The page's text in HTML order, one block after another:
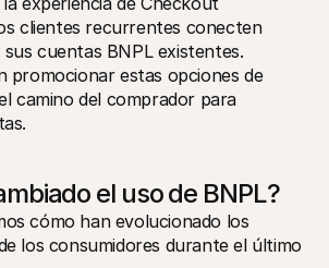
clientes recurrentes conecten
cuentas BNPL existentes.
promocionar estas opciones de
camino del comprador para
el uso de BNPL?
cómo han evolucionado los
los consumidores durante el último